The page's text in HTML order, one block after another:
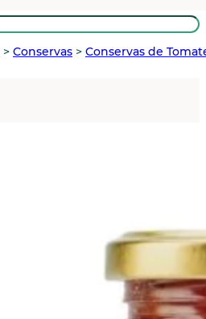
> Conservas > Conservas de